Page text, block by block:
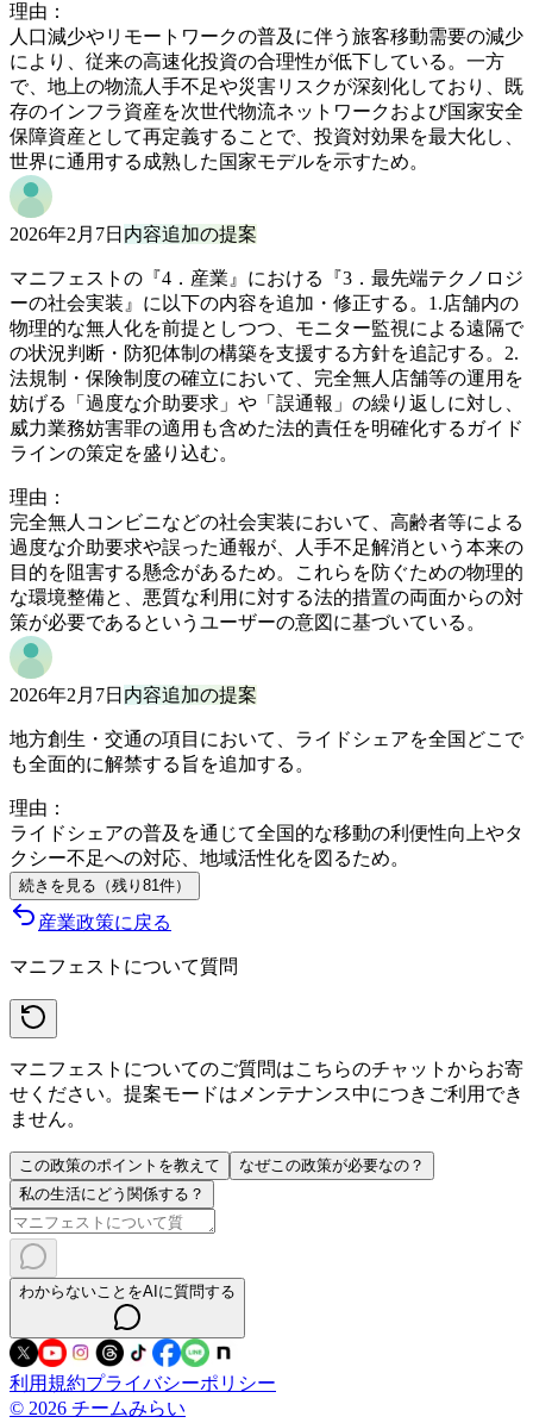
理由：
人口減少やリモートワークの普及に伴う旅客移動需要の減少
により、従来の高速化投資の合理性が低下している。一方
で、地上の物流人手不足や災害リスクが深刻化しており、既
存のインフラ資産を次世代物流ネットワークおよび国家安全
保障資産として再定義することで、投資対効果を最大化し、
世界に通用する成熟した国家モデルを示すため。
2026年2月7日 内容追加の提案
マニフェストの『4．産業』における『3．最先端テクノロジ
ーの社会実装』に以下の内容を追加・修正する。1.店舗内の
物理的な無人化を前提としつつ、モニター監視による遠隔で
の状況判断・防犯体制の構築を支援する方針を追記する。2.
法規制・保険制度の確立において、完全無人店舗等の運用を
妨げる「過度な介助要求」や「誤通報」の繰り返しに対し、
威力業務妨害罪の適用も含めた法的責任を明確化するガイド
ラインの策定を盛り込む。
理由：
完全無人コンビニなどの社会実装において、高齢者等による
過度な介助要求や誤った通報が、人手不足解消という本来の
目的を阻害する懸念があるため。これらを防ぐための物理的
な環境整備と、悪質な利用に対する法的措置の両面からの対
策が必要であるというユーザーの意図に基づいている。
2026年2月7日 内容追加の提案
地方創生・交通の項目において、ライドシェアを全国どこで
も全面的に解禁する旨を追加する。
理由：
ライドシェアの普及を通じて全国的な移動の利便性向上やタ
クシー不足への対応、地域活性化を図るため。
続きを見る（残り 81件）
産業政策に戻る
マニフェストについて質問
マニフェストについてのご質問はこちらのチャットからお寄
せください。提案モードはメンテナンス中につきご利用でき
ません。
この政策のポイントを教えて
なぜこの政策が必要なの？
私の生活にどう関係する？
わからないことをAIに質問する
利用規約プライバシーポリシー
© 2026 チームみらい